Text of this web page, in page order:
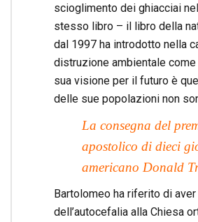
scioglimento dei ghiacciai
stesso libro – il libro della
dal 1997 ha introdotto nella
distruzione ambientale
sua visione per il futuro è
delle sue popolazioni non
La consegna del
apostolico di dieci
americano Donald
Bartolomeo ha riferito di
dell’autocefalia alla Chiesa